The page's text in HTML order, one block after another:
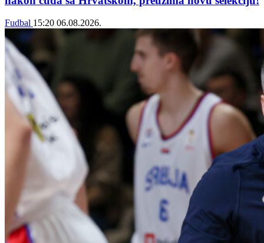
Fudbal 15:20 06.08.2026.